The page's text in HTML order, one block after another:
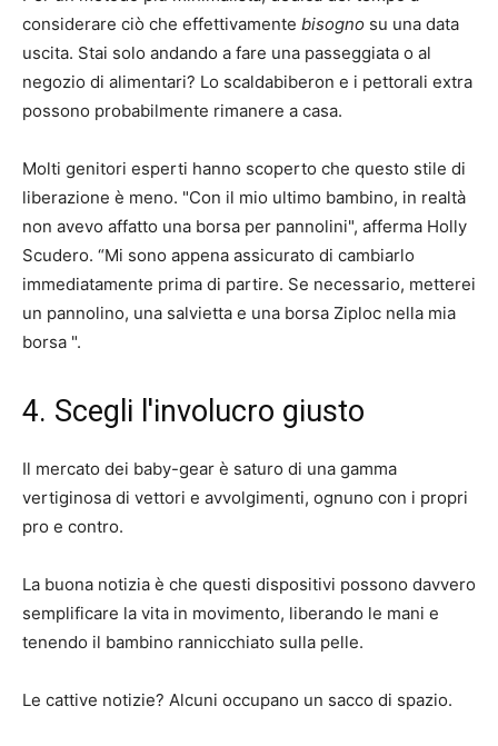
considerare ciò che effettivamente bisogno su una data
uscita. Stai solo andando a fare una passeggiata o al
negozio di alimentari? Lo scaldabiberon e i pettorali extra
possono probabilmente rimanere a casa.
Molti genitori esperti hanno scoperto che questo stile di
liberazione è meno. "Con il mio ultimo bambino, in realtà
non avevo affatto una borsa per pannolini", afferma Holly
Scudero. “Mi sono appena assicurato di cambiarlo
immediatamente prima di partire. Se necessario, metterei
un pannolino, una salvietta e una borsa Ziploc nella mia
borsa ".
4. Scegli l'involucro giusto
Il mercato dei baby-gear è saturo di una gamma
vertiginosa di vettori e avvolgimenti, ognuno con i propri
pro e contro.
La buona notizia è che questi dispositivi possono davvero
semplificare la vita in movimento, liberando le mani e
tenendo il bambino rannicchiato sulla pelle.
Le cattive notizie? Alcuni occupano un sacco di spazio.